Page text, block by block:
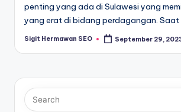
penting yang ada di Sulawesi yang
yang erat di bidang perdagangan. Saat
Posted
Sigit Hermawan SEO September 29,